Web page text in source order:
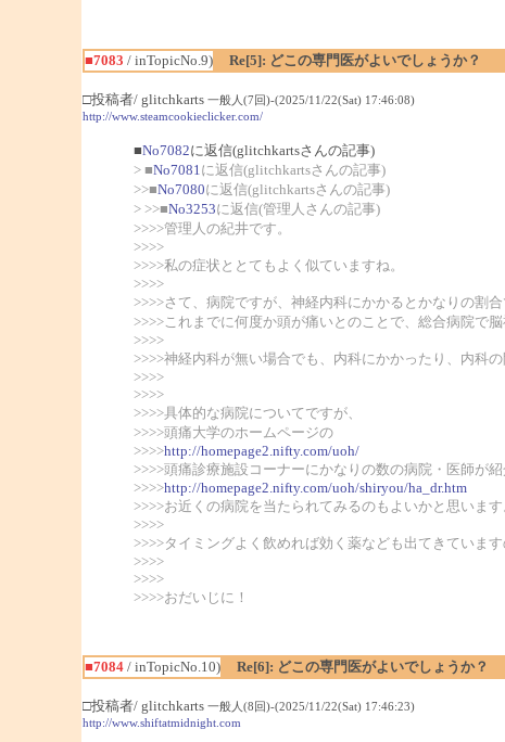
■7083 / inTopicNo.9)
Re[5]: どこの専門医がよいでしょうか？
□投稿者/ glitchkarts 一般人(7回)-(2025/11/22(Sat) 17:46:08)
http://www.steamcookieclicker.com/
■No7082に返信(glitchkartsさんの記事)
> ■No7081 に返信(glitchkartsさんの記事)
>>■No7080に返信(glitchkartsさんの記事)
> >>■No3253に返信(管理人さんの記事)
>>>>管理人の紀井です。
>>>>
>>>>私の症状ととてもよく似ていますね。
>>>>
>>>>さて、病院ですが、神経内科にかかるとかなりの割
>>>>これまでに何度か頭が痛いとのことで、総合病院で
>>>>
>>>>神経内科が無い場合でも、内科にかかったり、内科
>>>>
>>>>
>>>>具体的な病院についてですが、
>>>>頭痛大学のホームページの
>>>>http://homepage2.nifty.com/uoh/
>>>>頭痛診療施設コーナーにかなりの数の病院・医師が紹
>>>>http://homepage2.nifty.com/uoh/shiryou/ha_dr.htm
>>>>お近くの病院を当たられてみるのもよいかと思います
>>>>
>>>>タイミングよく飲めれば効く薬なども出てきていま
>>>>
>>>>
>>>>おだいじに！
■7084/ inTopicNo.10)
Re[6]: どこの専門医がよいでしょうか？
□投稿者/ glitchkarts 一般人(8回)-(2025/11/22(Sat) 17:46:23)
http://www.shiftatmidnight.com